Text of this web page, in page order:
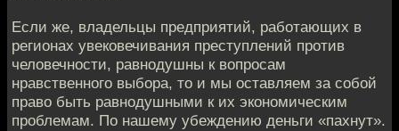
Если же, владельцы предприятий, работающих в
регионах увековечивания преступлений против
человечности, равнодушны к вопросам
нравственного выбора, то и мы оставляем за собой
право быть равнодушными к их экономическим
проблемам. По нашему убеждению деньги «пахнут».